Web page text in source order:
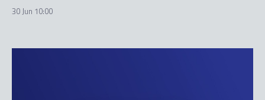
30 Jun 10:00